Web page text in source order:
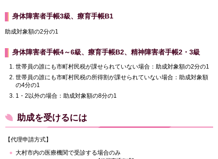
身体障害者手帳3級、療育手帳B1
助成対象額の2分の1
身体障害者手帳4～6級、療育手帳B2、精神障害者手帳2・3級
世帯員の誰にも市町村民税が課せられていない場合：助成対象額の2分の1
世帯員の誰にも市町村民税の所得割が課せられていない場合：助成対象額
の4分の1
1・2以外の場合：助成対象額の8分の1
助成を受けるには
【代理申請方式】
大村市内の医療機関で受診する場合のみ